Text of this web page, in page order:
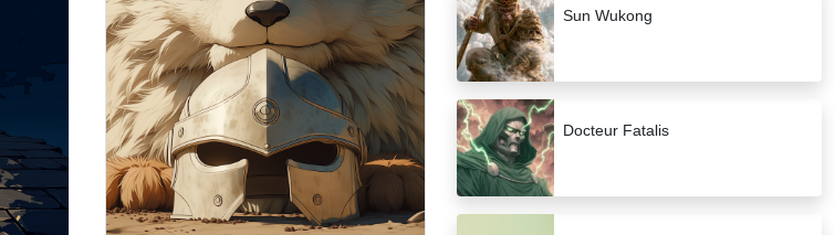
Sun Wukong
Docteur Fatalis